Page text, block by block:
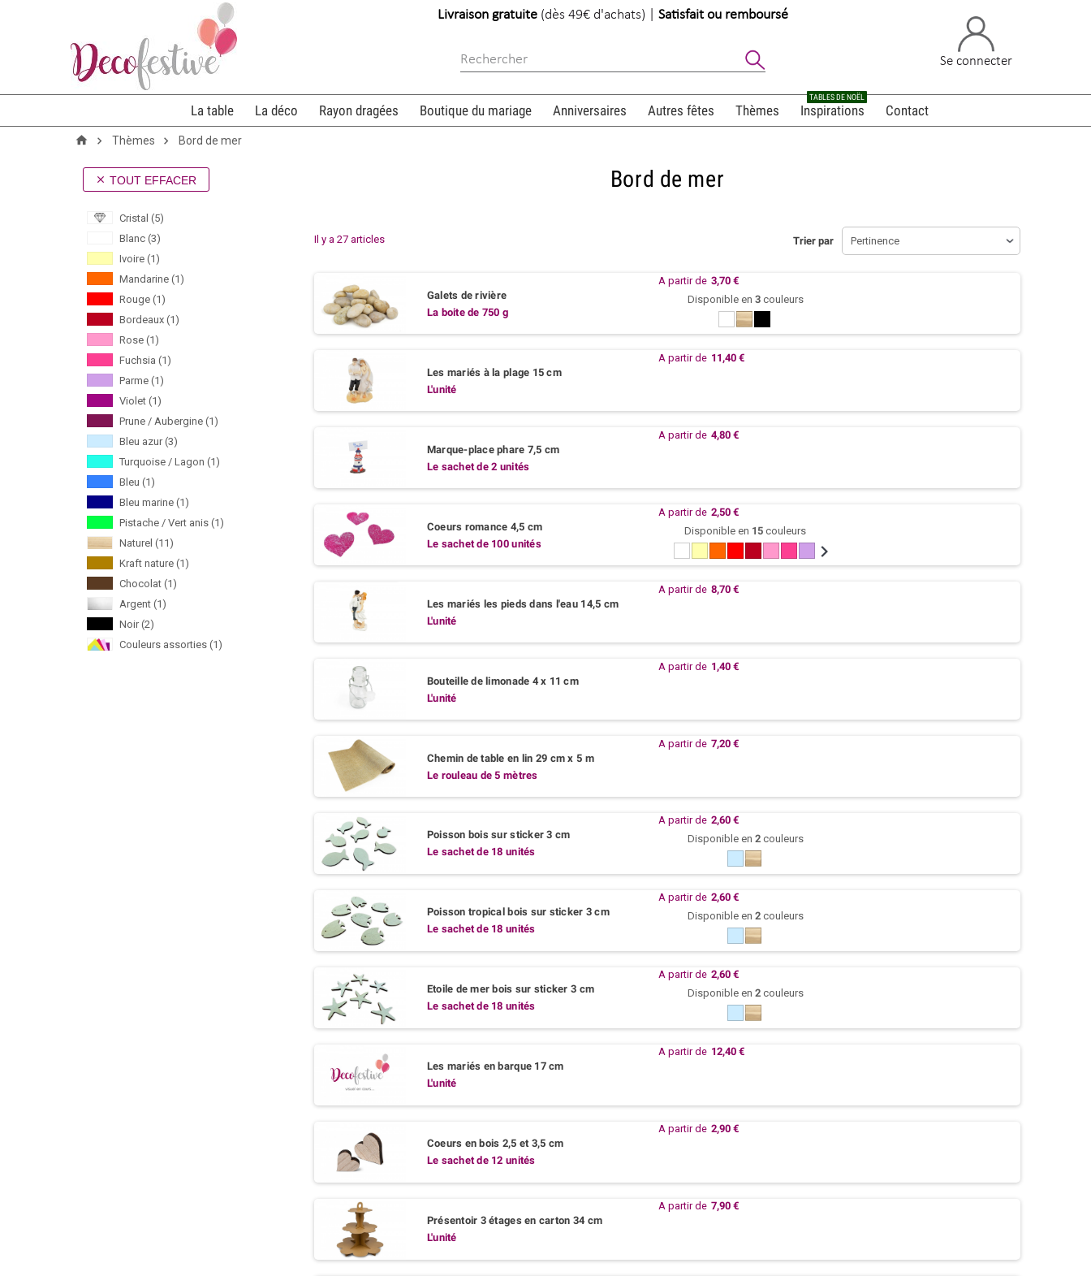
Livraison gratuite(dès 49€ d'achats) | Satisfait ou remboursé
Se connecter
La table La déco Rayon dragées Boutique du mariage Anniversaires Autres fêtes Thèmes Inspirations
TABLES DE NOËL
Contact
Thèmes Bord de mer
 TOUT EFFACER
Cristal (5)
Blanc (3)
Ivoire (1)
Mandarine (1)
Rouge (1)
Bordeaux (1)
Rose (1)
Fuchsia (1)
Parme (1)
Violet (1)
Prune / Aubergine (1)
Bleu azur(3)
Turquoise / Lagon (1)
Bleu (1)
Bleu marine (1)
Pistache / Vert anis (1)
Naturel (11)
Kraft nature (1)
Chocolat (1)
Argent (1)
Noir(2)
Couleurs assorties (1)
Bord de mer
Il y a 27 articles Trier par Pertinence
Galets de rivière
La boite de 750 g
A partir de 3,70 €
Disponible en 3couleurs
BlancNaturel
Les mariés à la plage 15 cm
L'unité
A partir de 11,40 €
Marque-place phare 7,5 cm
Le sachet de 2 unités
A partir de 4,80 €
Coeurs romance 4,5 cm
Le sachet de 100 unités
A partir de 2,50 €
Disponible en 15 couleurs
Fuchsia
ParmeViolet
/
/
/
Les mariés les pieds dans l'eau 14,5 cm
L'unité
A partir de 8,70 €
Bouteille de limonade 4 x 11 cm
L'unité
A partir de 1,40 €
Chemin de table en lin 29 cm x 5 m
Le rouleau de 5 mètres
A partir de 7,20 €
Poisson bois sur sticker 3 cm
Le sachet de 18 unités
A partir de 2,60 €
Disponible en 2couleurs
Bleu
azur
Naturel
Poisson tropical bois sur sticker 3 cm
Le sachet de 18 unités
A partir de 2,60 €
Disponible en 2couleurs
Bleu
azur
Naturel
Etoile de mer bois sur sticker 3 cm
Le sachet de 18 unités
A partir de 2,60 €
Disponible en 2couleurs
Bleu
azur
Naturel
Les mariés en barque 17 cm
L'unité
A partir de 12,40 €
Coeurs en bois 2,5 et 3,5 cm
Le sachet de 12 unités
A partir de 2,90 €
Présentoir 3 étages en carton 34 cm
L'unité
A partir de 7,90 €